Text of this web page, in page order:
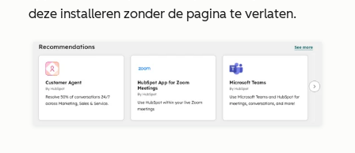
deze installeren zonder de pagina te verlaten.